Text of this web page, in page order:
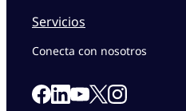
Servicios
Conecta con nosotros
Link to our Facebook page
Link to our Linkedin
Link to our Youtube
Link to our X
Link to our